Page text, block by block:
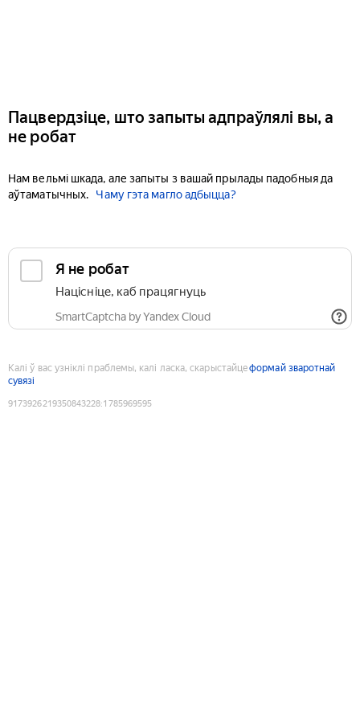
Пацвердзіце, што запыты адпраўлялі вы, а
не робат
Нам вельмі шкада, але запыты з вашай прылады падобныя да
аўтаматычных.
Чаму гэта магло адбыцца?
Я не робат
Націсніце, каб працягнуць
SmartCaptcha by Yandex Cloud
Калі ў вас узніклі праблемы, калі ласка, скарыстайцеформай зваротнай
сувязі
9173926219350843228:1785969595